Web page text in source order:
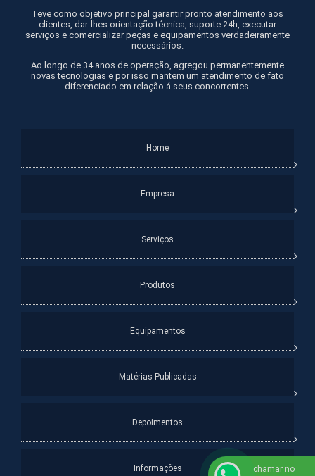
Teve como objetivo principal garantir pronto atendimento aos
clientes, dar-lhes orientação técnica, suporte 24h, executar
serviços e comercializar peças e equipamentos verdadeiramente
necessários.
Ao longo de 34 anos de operação, agregou permanentemente
novas tecnologias e por isso mantem um atendimento de fato
diferenciado em relação á seus concorrentes.
Home
Empresa
Serviços
Produtos
Equipamentos
Matérias Publicadas
Depoimentos
Informações chamar no